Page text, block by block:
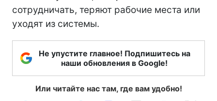
сотрудничать, теряют рабочие места или
уходят из системы.
Не упустите главное! Подпишитесь на
наши обновления в Google!
Или читайте нас там, где вам удобно!